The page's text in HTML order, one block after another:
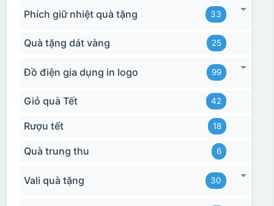
Hộp xi 2 cốc
Phích giữ nhiệt quà tặng 33
Quà tặng dát vàng 25
Đồ điện gia dụng in logo 99
Giỏ quà Tết 42
Rượu tết 18
Quà trung thu 6
Vali quà tặng 30